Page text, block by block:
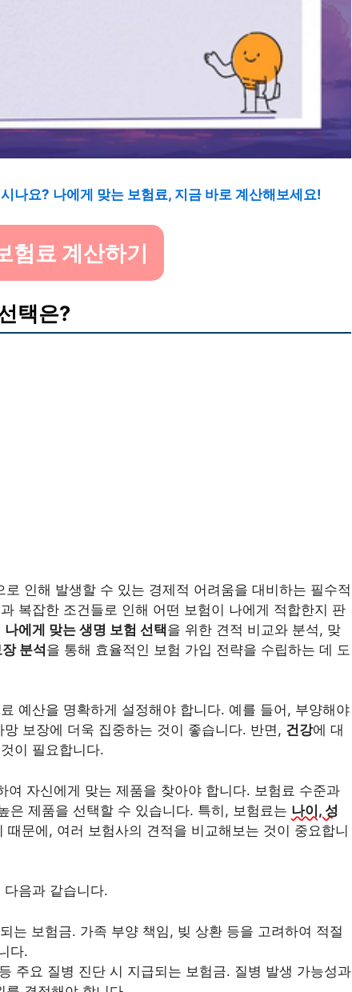
나요? 나에게 맞는 보험료, 지금 바로 계산해보세요!
험료 계산하기
택은?
인해 발생할 수 있는 경제적 어려움을 대비하는 필수적
복잡한 조건들로 인해 어떤 보험이 나에게 적합한지 판
나에게 맞는 생명 보험 선택을 위한 견적 비교와 분석, 맞
분석을 통해 효율적인 보험 가입 전략을 수립하는 데 도
예산을 명확하게 설정해야 합니다. 예를 들어, 부양해야
보장에 더욱 집중하는 것이 좋습니다. 반면, 건강에 대
이 필요합니다.
여 자신에게 맞는 제품을 찾아야 합니다. 보험료 수준과
은 제품을 선택할 수 있습니다. 특히, 보험료는 나이, 성
때문에, 여러 보험사의 견적을 비교해보는 것이 중요합니
음과 같습니다.
는 보험금. 가족 부양 책임, 빚 상환 등을 고려하여 적절
다.
주요 질병 진단 시 지급되는 보험금. 질병 발생 가능성과